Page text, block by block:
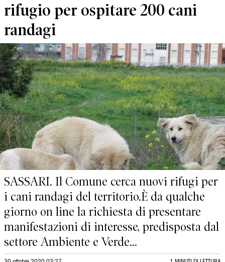
rifugio per ospitare 200 cani
randagi
SASSARI. Il Comune cerca nuovi rifugi per
i cani randagi del territorio.È da qualche
giorno on line la richiesta di presentare
manifestazioni di interesse, predisposta dal
settore Ambiente e Verde...